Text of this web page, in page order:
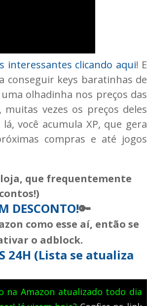
interessantes clicando aqui! E
conseguir keys baratinhas de
olhadinha nos preços das
vezes os preços deles
você acumula XP, que gera
compras e até jogos
que frequentemente
DESCONTO!🔑
como esse aí, então se
o adblock.
24H (Lista se atualiza
na Amazon atualizado todo dia